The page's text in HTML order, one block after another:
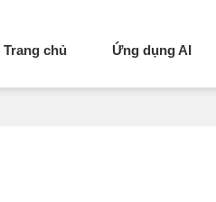
Trang chủ Ứng dụng AI